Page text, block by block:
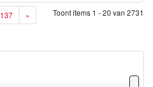
Toont items 1 - 20 van 2731
137 »